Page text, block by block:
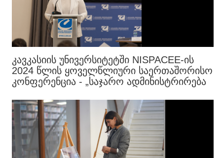
ᲙᲐᲕᲙᲐᲡᲘᲘᲡ ᲣᲜᲘᲕᲔᲠᲡᲘᲢᲔᲢᲨᲘ NISPACEE-ᲘᲡ
2024 ᲬᲚᲘᲡ ᲧᲝᲕᲔᲚᲬᲚᲘᲣᲠᲘ ᲡᲐᲔᲠᲗᲐᲨᲝᲠᲘᲡᲝ
ᲙᲝᲜᲤᲔᲠᲔᲜᲪᲘᲐ - „ᲡᲐᲯᲐᲠᲝ ᲐᲓᲛᲘᲜᲘᲡᲢᲠᲘᲠᲔᲑᲐ
ᲓᲐᲘᲬᲧᲝ